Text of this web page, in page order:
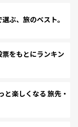
ぶ、旅のベスト。
をもとにランキン
楽しくなる 旅先・